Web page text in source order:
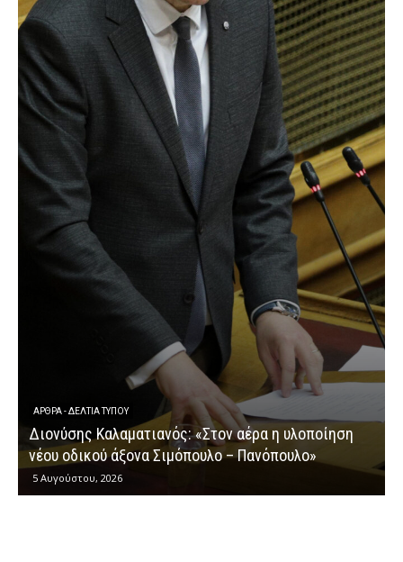
ΕΡΩΤΉΣΕΙΣ
Διονύσης Καλαματιανός: «Μια ακόμη ομολογία
κυβερνητικής αποτυχίας στην καταβολή των
αγροτικών ενισχύσεων»
4 Αυγούστου, 2026